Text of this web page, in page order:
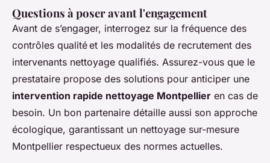
Questions à poser avant l'engagement
Avant de s’engager, interrogez sur la fréquence des
contrôles qualité et les modalités de recrutement des
intervenants nettoyage qualifiés. Assurez-vous que le
prestataire propose des solutions pour anticiper une
intervention rapide nettoyage Montpellier en cas de
besoin. Un bon partenaire détaille aussi son approche
écologique, garantissant un nettoyage sur-mesure
Montpellier respectueux des normes actuelles.